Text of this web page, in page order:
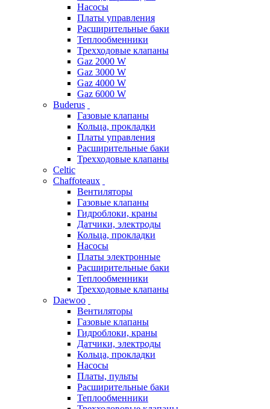
Насосы
Платы управления
Расширительные баки
Теплообменники
Трехходовые клапаны
Gaz 2000 W
Gaz 3000 W
Gaz 4000 W
Gaz 6000 W
Buderus
Газовые клапаны
Кольца, прокладки
Платы управления
Расширительные баки
Трехходовые клапаны
Celtic
Chaffoteaux
Вентиляторы
Газовые клапаны
Гидроблоки, краны
Датчики, электроды
Кольца, прокладки
Насосы
Платы электронные
Расширительные баки
Теплообменники
Трехходовые клапаны
Daewoo
Вентиляторы
Газовые клапаны
Гидроблоки, краны
Датчики, электроды
Кольца, прокладки
Насосы
Платы, пульты
Расширительные баки
Теплообменники